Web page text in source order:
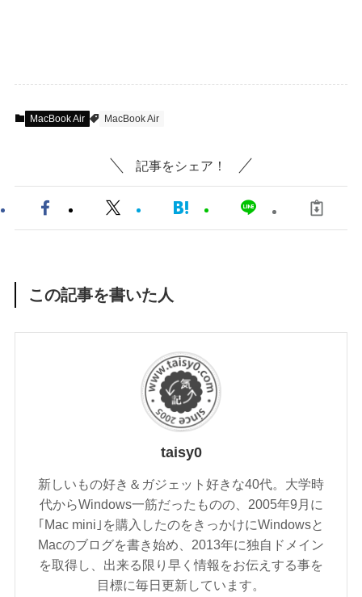
MacBook Air MacBook Air
記事をシェア！
この記事を書いた人
taisy0
新しいもの好き＆ガジェット好きな40代。大学時
代からWindows一筋だったものの、2005年9月に
｢Mac mini｣を購入したのをきっかけにWindowsと
Macのブログを書き始め、2013年に独自ドメイン
を取得し、出来る限り早く情報をお伝えする事を
目標に毎日更新しています。